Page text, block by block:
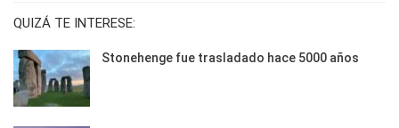
QUIZÁ TE INTERESE:
Stonehenge fue trasladado hace 5000 años